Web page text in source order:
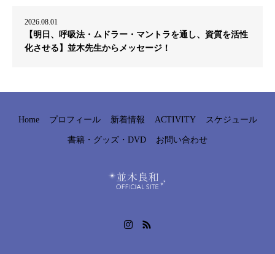
2026.08.01
【明日、呼吸法・ムドラー・マントラを通し、資質を活性
化させる】並木先生からメッセージ！
Home プロフィール 新着情報 ACTIVITY スケジュール
書籍・グッズ・DVD お問い合わせ